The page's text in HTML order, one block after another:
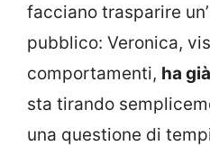
facciano trasparire
pubblico: Veronica,
comportamenti, ha
sta tirando
una questione di